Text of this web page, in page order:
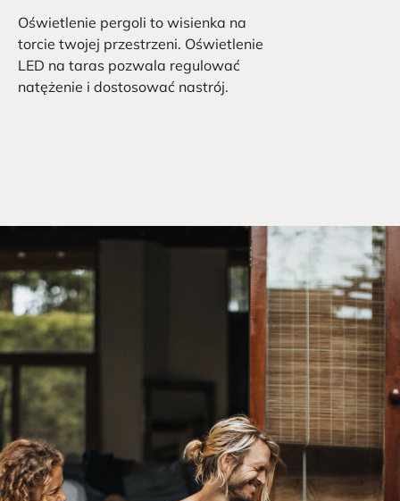
Oświetlenie pergoli to wisienka na
torcie twojej przestrzeni. Oświetlenie
LED na taras pozwala regulować
natężenie i dostosować nastrój.